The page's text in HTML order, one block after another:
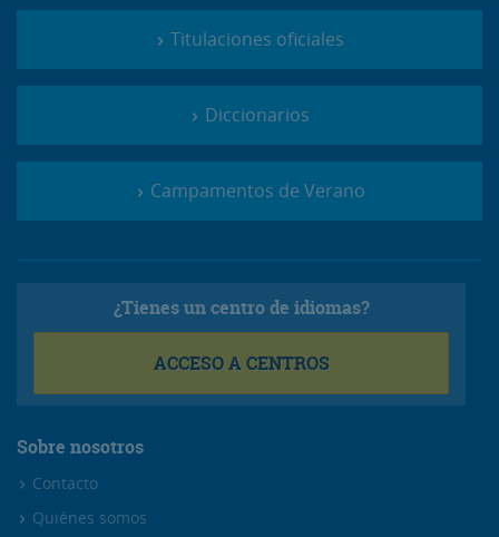
Titulaciones oficiales
Diccionarios
Campamentos de Verano
¿Tienes un centro de idiomas?
ACCESO A CENTROS
Sobre nosotros
Contacto
Quiénes somos